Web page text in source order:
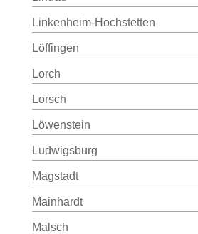
Linkenheim-Hochstetten
Löffingen
Lorch
Lorsch
Löwenstein
Ludwigsburg
Magstadt
Mainhardt
Malsch